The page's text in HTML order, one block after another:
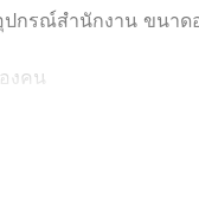
กรณ์สำนักงาน ขนาด
งคน